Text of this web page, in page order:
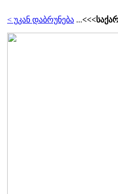
< უკან დაბრუნება ...